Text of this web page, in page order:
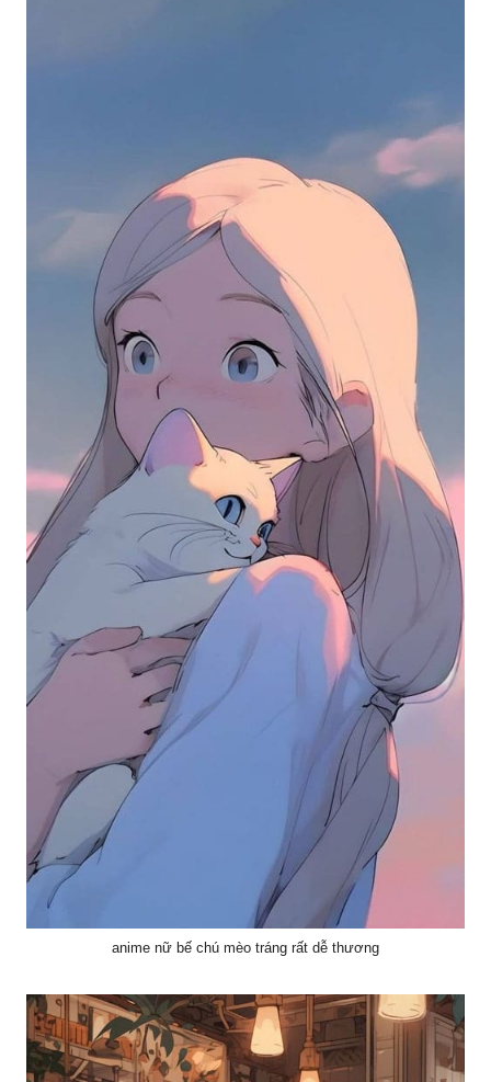
anime nữ bế chú mèo tráng rất dễ thương